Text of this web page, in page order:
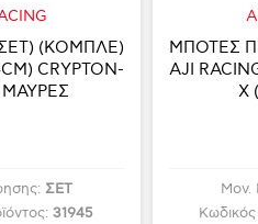
(ΚΟΜΠΛΕ)
CRYPTON-
ΜΑΥΡΕΣ
ΣΕΤ
31945
ΜΠΟΤΕΣ
AJI
X
Μον.